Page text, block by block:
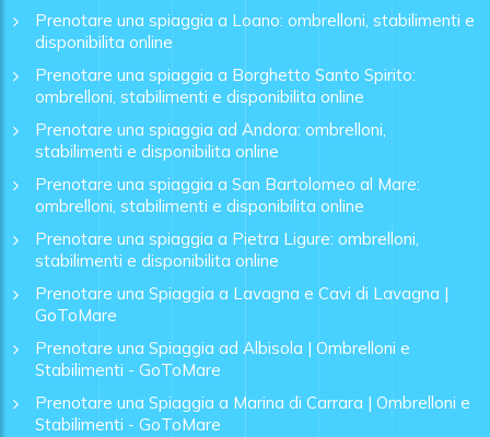
Prenotare una spiaggia a Loano: ombrelloni, stabilimenti e
disponibilita online
Prenotare una spiaggia a Borghetto Santo Spirito:
ombrelloni, stabilimenti e disponibilita online
Prenotare una spiaggia ad Andora: ombrelloni,
stabilimenti e disponibilita online
Prenotare una spiaggia a San Bartolomeo al Mare:
ombrelloni, stabilimenti e disponibilita online
Prenotare una spiaggia a Pietra Ligure: ombrelloni,
stabilimenti e disponibilita online
Prenotare una Spiaggia a Lavagna e Cavi di Lavagna |
GoToMare
Prenotare una Spiaggia ad Albisola | Ombrelloni e
Stabilimenti - GoToMare
Prenotare una Spiaggia a Marina di Carrara | Ombrelloni e
Stabilimenti - GoToMare